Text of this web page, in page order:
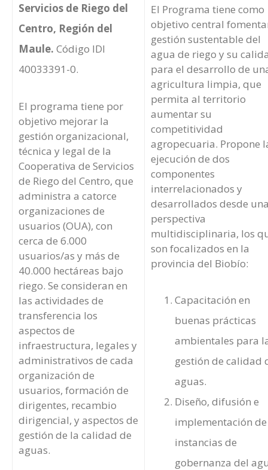
Servicios de Riego del
Centro, Región del
Maule. Código IDI
40033391-0.
El programa tiene por
objetivo mejorar la
gestión organizacional,
técnica y legal de la
Cooperativa de Servicios
de Riego del Centro, que
administra a catorce
organizaciones de
usuarios (OUA), con
cerca de 6.000
usuarios/as y más de
40.000 hectáreas bajo
riego. Se consideran en
las actividades de
transferencia los
aspectos de
infraestructura, legales y
administrativos de cada
organización de
usuarios, formación de
dirigentes, recambio
dirigencial, y aspectos de
gestión de la calidad de
aguas.
El Programa tiene como
objetivo central
gestión sustentable del
agua de riego y su
para el desarrollo de
agricultura limpia, que
permita al territorio
aumentar su
competitividad
agropecuaria. Propone
ejecución de dos
componentes
interrelacionados y
desarrollados desde
perspectiva
multidisciplinaria, los
son focalizados en la
provincia del Biobío:
Capacitación en
buenas prácticas
ambientales para
gestión de calidad
aguas.
Diseño, difusión e
implementación de
instancias de
gobernanza del